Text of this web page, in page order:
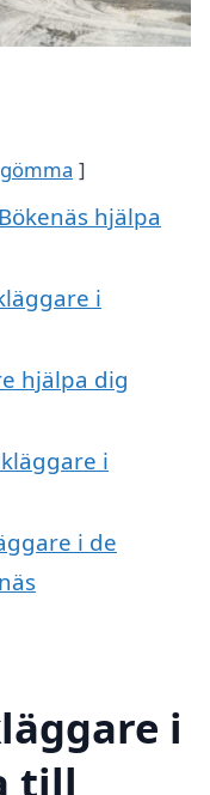
gömma
hjälpa
i
hjälpa dig
i
i de
i
till